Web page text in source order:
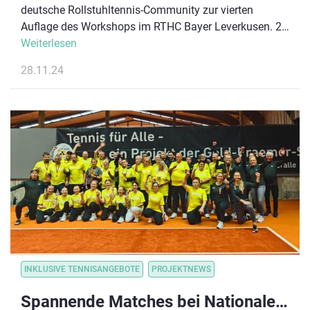
deutsche Rollstuhltennis-Community zur vierten
Auflage des Workshops im RTHC Bayer Leverkusen. 25
Spieler:innen, drei Athlet:innen der
Coaches kamen zusammen, um alle Aspekte des
Weiterlesen
28.11.24
INKLUSIVE TENNISANGEBOTE PROJEKTNEWS
Spannende Matches bei Nationalen Blinden- und Sehbehindertentennis Meisterschaften